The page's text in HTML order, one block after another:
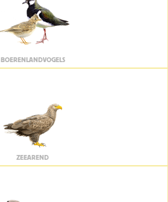
BOERENLANDVOGELS
ZEEAREND